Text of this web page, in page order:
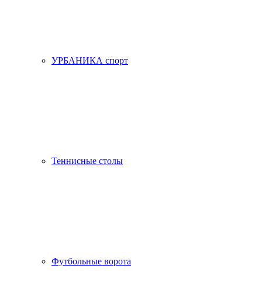
УРБАНИКА спорт
Теннисные столы
Футбольные ворота